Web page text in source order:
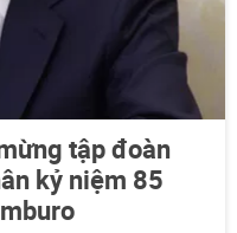
tập đoàn
kỷ niệm 85